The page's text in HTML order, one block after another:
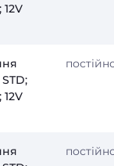
12V
12V